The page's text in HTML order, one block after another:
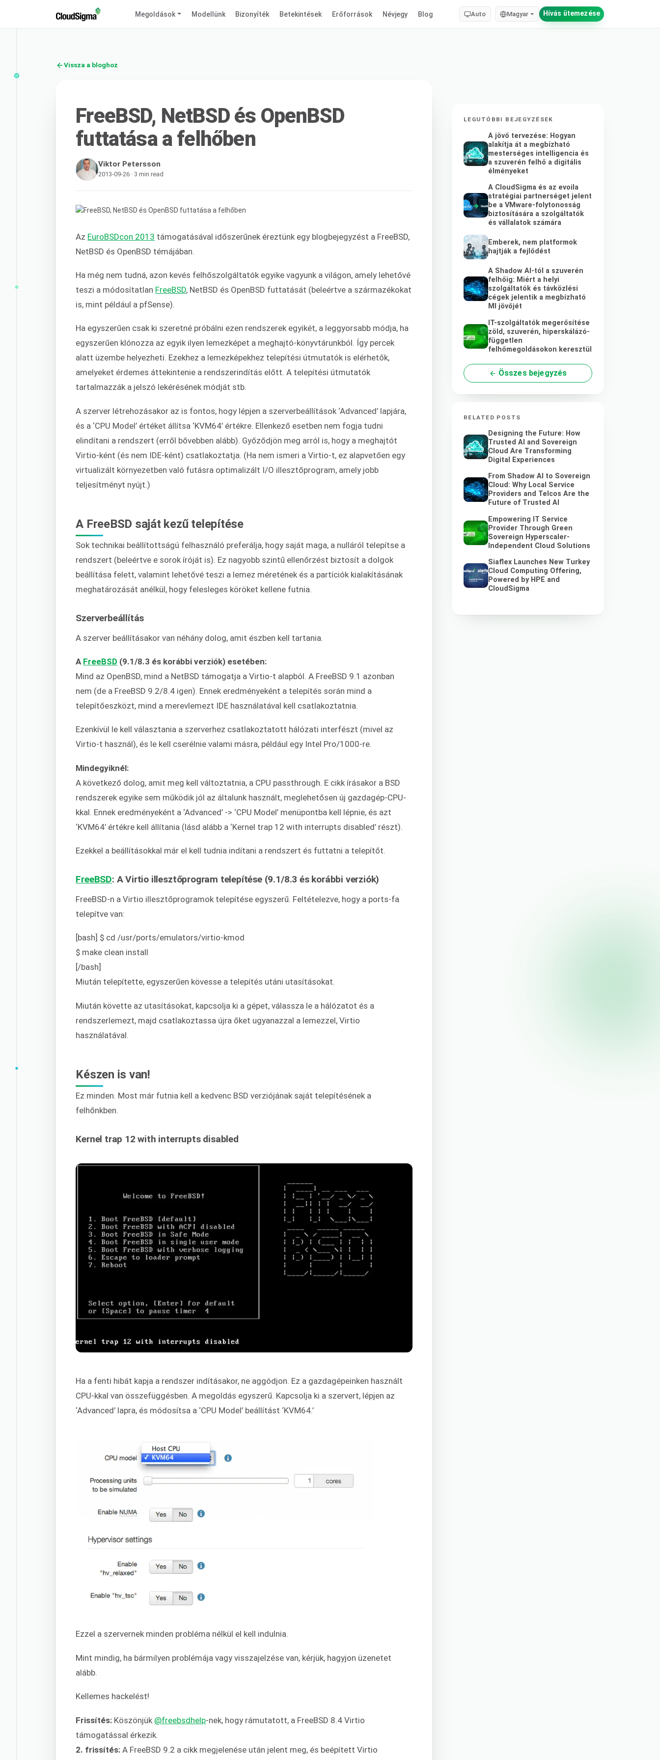
Megoldások Modellünk Bizonyíték Betekintések Erőforrások Névjegy Blog Auto Magyar Hívás ütemezése
Vissza a bloghoz
FreeBSD, NetBSD és OpenBSD
futtatása a felhőben
Viktor Petersson
2013-09-26 · 3 min read
Az EuroBSDcon 2013 támogatásával időszerűnek éreztünk egy blogbejegyzést a FreeBSD,
NetBSD és OpenBSD témájában.
Ha még nem tudná, azon kevés felhőszolgáltatók egyike vagyunk a világon, amely lehetővé
teszi a módosítatlan FreeBSD, NetBSD és OpenBSD futtatását (beleértve a származékokat
is, mint például a pfSense).
Ha egyszerűen csak ki szeretné próbálni ezen rendszerek egyikét, a leggyorsabb módja, ha
egyszerűen klónozza az egyik ilyen lemezképet a meghajtó-könyvtárunkból. Így percek
alatt üzembe helyezheti. Ezekhez a lemezképekhez telepítési útmutatók is elérhetők,
amelyeket érdemes áttekintenie a rendszerindítás előtt. A telepítési útmutatók
tartalmazzák a jelszó lekérésének módját stb.
A szerver létrehozásakor az is fontos, hogy lépjen a szerverbeállítások ‘Advanced’ lapjára,
és a ‘CPU Model’ értéket állítsa ‘KVM64’ értékre. Ellenkező esetben nem fogja tudni
elindítani a rendszert (erről bővebben alább). Győződjön meg arról is, hogy a meghajtót
Virtio-ként (és nem IDE-ként) csatlakoztatja. (Ha nem ismeri a Virtio-t, ez alapvetően egy
virtualizált környezetben való futásra optimalizált I/O illesztőprogram, amely jobb
teljesítményt nyújt.)
A FreeBSD saját kezű telepítése
Sok technikai beállítottságú felhasználó preferálja, hogy saját maga, a nulláról telepítse a
rendszert (beleértve e sorok íróját is). Ez nagyobb szintű ellenőrzést biztosít a dolgok
beállítása felett, valamint lehetővé teszi a lemez méretének és a partíciók kialakításának
meghatározását anélkül, hogy felesleges köröket kellene futnia.
Szerverbeállítás
A szerver beállításakor van néhány dolog, amit észben kell tartania.
A FreeBSD (9.1/8.3 és korábbi verziók) esetében:
Mind az OpenBSD, mind a NetBSD támogatja a Virtio-t alapból. A FreeBSD 9.1 azonban
nem (de a FreeBSD 9.2/8.4 igen). Ennek eredményeként a telepítés során mind a
telepítőeszközt, mind a merevlemezt IDE használatával kell csatlakoztatnia.
Ezenkívül le kell választania a szerverhez csatlakoztatott hálózati interfészt (mivel az
Virtio-t használ), és le kell cserélnie valami másra, például egy Intel Pro/1000-re.
Mindegyiknél:
A következő dolog, amit meg kell változtatnia, a CPU passthrough. E cikk írásakor a BSD
rendszerek egyike sem működik jól az általunk használt, meglehetősen új gazdagép-CPU-
kkal. Ennek eredményeként a ‘Advanced’ -> ‘CPU Model’ menüpontba kell lépnie, és azt
‘KVM64’ értékre kell állítania (lásd alább a ‘Kernel trap 12 with interrupts disabled’ részt).
Ezekkel a beállításokkal már el kell tudnia indítani a rendszert és futtatni a telepítőt.
FreeBSD: A Virtio illesztőprogram telepítése (9.1/8.3 és korábbi verziók)
FreeBSD-n a Virtio illesztőprogramok telepítése egyszerű. Feltételezve, hogy a ports-fa
telepítve van:
[bash] $ cd /usr/ports/emulators/virtio-kmod
$ make clean install
[/bash]
Miután telepítette, egyszerűen kövesse a telepítés utáni utasításokat.
Miután követte az utasításokat, kapcsolja ki a gépet, válassza le a hálózatot és a
rendszerlemezt, majd csatlakoztassa újra őket ugyanazzal a lemezzel, Virtio
használatával.
Készen is van!
Ez minden. Most már futnia kell a kedvenc BSD verziójának saját telepítésének a
felhőnkben.
Kernel trap 12 with interrupts disabled
Ha a fenti hibát kapja a rendszer indításakor, ne aggódjon. Ez a gazdagépeinken használt
CPU-kkal van összefüggésben. A megoldás egyszerű. Kapcsolja ki a szervert, lépjen az
‘Advanced’ lapra, és módosítsa a ‘CPU Model’ beállítást ‘KVM64.’
Ezzel a szervernek minden probléma nélkül el kell indulnia.
Mint mindig, ha bármilyen problémája vagy visszajelzése van, kérjük, hagyjon üzenetet
alább.
Kellemes hackelést!
Frissítés: Köszönjük @freebsdhelp-nek, hogy rámutatott, a FreeBSD 8.4 Virtio
támogatással érkezik.
2. frissítés: A FreeBSD 9.2 a cikk megjelenése után jelent meg, és beépített Virtio
LEGUTÓBBI BEJEGYZÉSEK
A jövő tervezése: Hogyan
alakítja át a megbízható
mesterséges intelligencia és
a szuverén felhő a digitális
élményeket
A CloudSigma és az evoila
stratégiai partnerséget jelent
be a VMware-folytonosság
biztosítására a szolgáltatók
és vállalatok számára
Emberek, nem platformok
hajtják a fejlődést
A Shadow AI-tól a szuverén
felhőig: Miért a helyi
szolgáltatók és távközlési
cégek jelentik a megbízható
MI jövőjét
IT-szolgáltatók megerősítése
zöld, szuverén, hiperskálázó-
független
felhőmegoldásokon keresztül
Összes bejegyzés
RELATED POSTS
Designing the Future: How
Trusted AI and Sovereign
Cloud Are Transforming
Digital Experiences
From Shadow AI to Sovereign
Cloud: Why Local Service
Providers and Telcos Are the
Future of Trusted AI
Empowering IT Service
Provider Through Green
Sovereign Hyperscaler-
Independent Cloud Solutions
Siaflex Launches New Turkey
Cloud Computing Offering,
Powered by HPE and
CloudSigma